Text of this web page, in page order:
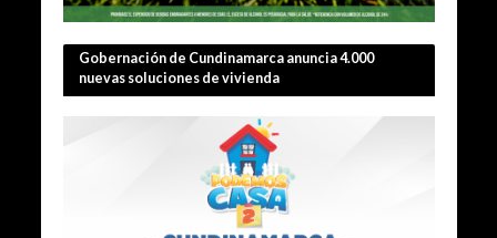
Gobernación de Cundinamarca anuncia 4.000
nuevas soluciones de vivienda